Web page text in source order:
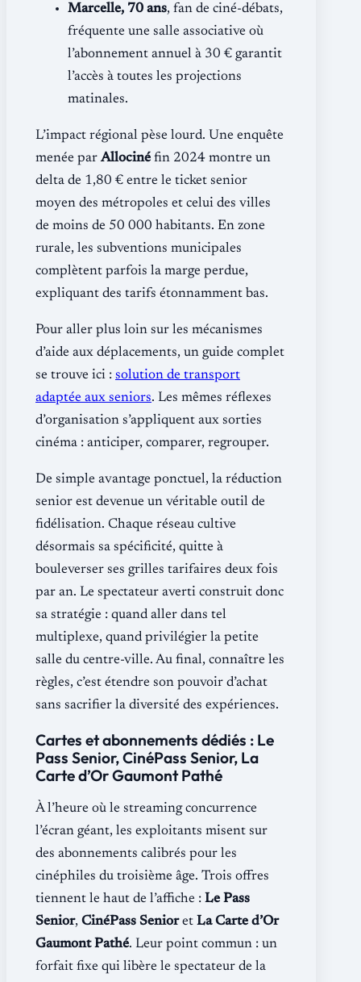
Marcelle, 70 ans, fan de ciné-débats,
fréquente une salle associative où
l’abonnement annuel à 30 € garantit
l’accès à toutes les projections
matinales.
L’impact régional pèse lourd. Une enquête
menée par Allociné fin 2024 montre un
delta de 1,80 € entre le ticket senior
moyen des métropoles et celui des villes
de moins de 50 000 habitants. En zone
rurale, les subventions municipales
complètent parfois la marge perdue,
expliquant des tarifs étonnamment bas.
Pour aller plus loin sur les mécanismes
d’aide aux déplacements, un guide complet
se trouve ici : solution de transport
adaptée aux seniors. Les mêmes réflexes
d’organisation s’appliquent aux sorties
cinéma : anticiper, comparer, regrouper.
De simple avantage ponctuel, la réduction
senior est devenue un véritable outil de
fidélisation. Chaque réseau cultive
désormais sa spécificité, quitte à
bouleverser ses grilles tarifaires deux fois
par an. Le spectateur averti construit donc
sa stratégie : quand aller dans tel
multiplexe, quand privilégier la petite
salle du centre-ville. Au final, connaître les
règles, c’est étendre son pouvoir d’achat
sans sacrifier la diversité des expériences.
Cartes et abonnements dédiés : Le
Pass Senior, CinéPass Senior, La
Carte d’Or Gaumont Pathé
À l’heure où le streaming concurrence
l’écran géant, les exploitants misent sur
des abonnements calibrés pour les
cinéphiles du troisième âge. Trois offres
tiennent le haut de l’affiche : Le Pass
Senior, CinéPass Senioret La Carte d’Or
Gaumont Pathé. Leur point commun : un
forfait fixe qui libère le spectateur de la